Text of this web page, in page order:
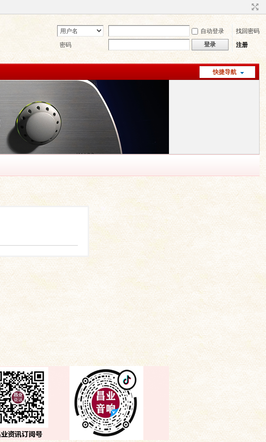
自动登录
找回密码
密码
登录 注册
快捷导航